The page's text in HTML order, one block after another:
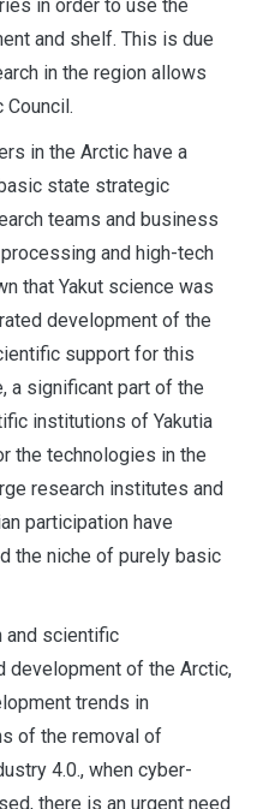
in order to use the
and shelf. This is due
in the region allows
in the Arctic have a
state strategic
teams and business
and high-tech
that Yakut science was
development of the
support for this
a significant part of the
institutions of Yakutia
the technologies in the
research institutes and
participation have
the niche of purely basic
and scientific
development of the Arctic,
trends in
of the removal of
4.0., when cyber-
there is an urgent need